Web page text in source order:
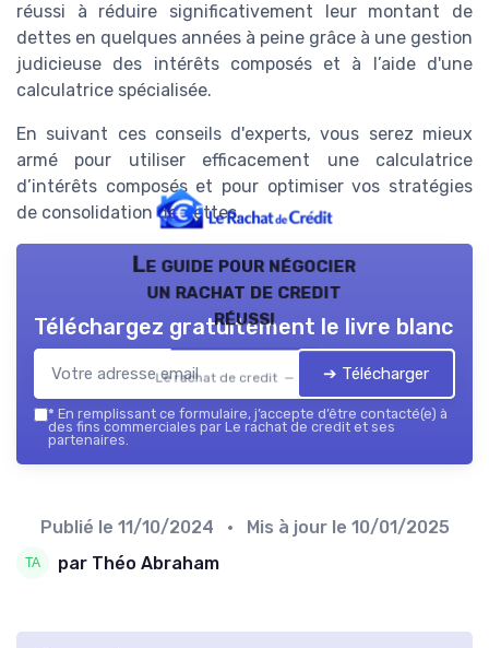
réussi à réduire significativement leur montant de
dettes en quelques années à peine grâce à une gestion
judicieuse des intérêts composés et à l’aide d'une
calculatrice spécialisée.
En suivant ces conseils d'experts, vous serez mieux
armé pour utiliser efficacement une calculatrice
d’intérêts composés et pour optimiser vos stratégies
de consolidation de dettes.
Le guide pour négocier
un rachat de credit
réussi
Le rachat de credit — 2026
Téléchargez gratuitement le livre blanc
➔ Télécharger
* En remplissant ce formulaire, j’accepte d’être contacté(e) à
des fins commerciales par Le rachat de credit et ses
partenaires.
Publié le 11/10/2024 • Mis à jour le 10/01/2025
par Théo Abraham